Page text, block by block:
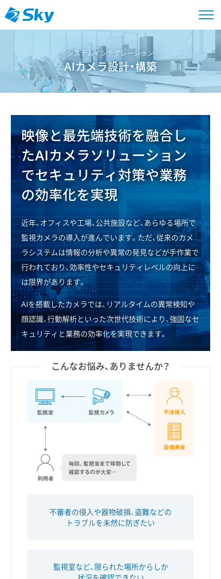
システムインテグレーション
AIカメラ設計・構築
映像と最先端技術を融合し
たAIカメラソリューション
でセキュリティ対策や業務
の効率化を実現
近年、オフィスや工場、公共施設など、あらゆる場所で
監視カメラの導入が進んでいます。 ただ、従来のカメ
ラシステムは情報の分析や異常の発見などが手作業で
行われており、効率性やセキュリティレベルの向上に
は限界があります。
AIを搭載したカメラでは、リアルタイムの異常検知や
顔認識、行動解析といった次世代技術により、 強固なセ
キュリティと業務の効率化を実現できます。
こんなお悩み、ありませんか？
不審者の侵入や器物破損、盗難などの
トラブルを未然に防ぎたい
監視室など、限られた場所からしか